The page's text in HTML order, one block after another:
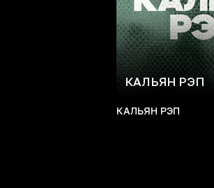
КАЛЬЯН РЭП
КАЛЬЯН РЭП